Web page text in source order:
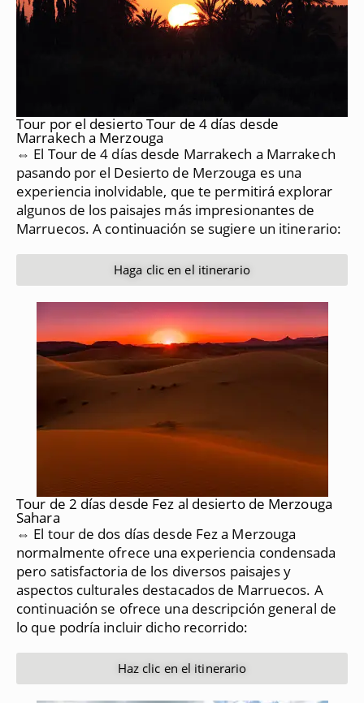
Tour por el desierto Tour de 4 días desde
Marrakech a Merzouga
⇔ El Tour de 4 días desde Marrakech a Marrakech
pasando por el Desierto de Merzouga es una
experiencia inolvidable, que te permitirá explorar
algunos de los paisajes más impresionantes de
Marruecos. A continuación se sugiere un itinerario:
Haga clic en el itinerario
Tour de 2 días desde Fez al desierto de Merzouga
Sahara
⇔ El tour de dos días desde Fez a Merzouga
normalmente ofrece una experiencia condensada
pero satisfactoria de los diversos paisajes y
aspectos culturales destacados de Marruecos. A
continuación se ofrece una descripción general de
lo que podría incluir dicho recorrido:
Haz clic en el itinerario